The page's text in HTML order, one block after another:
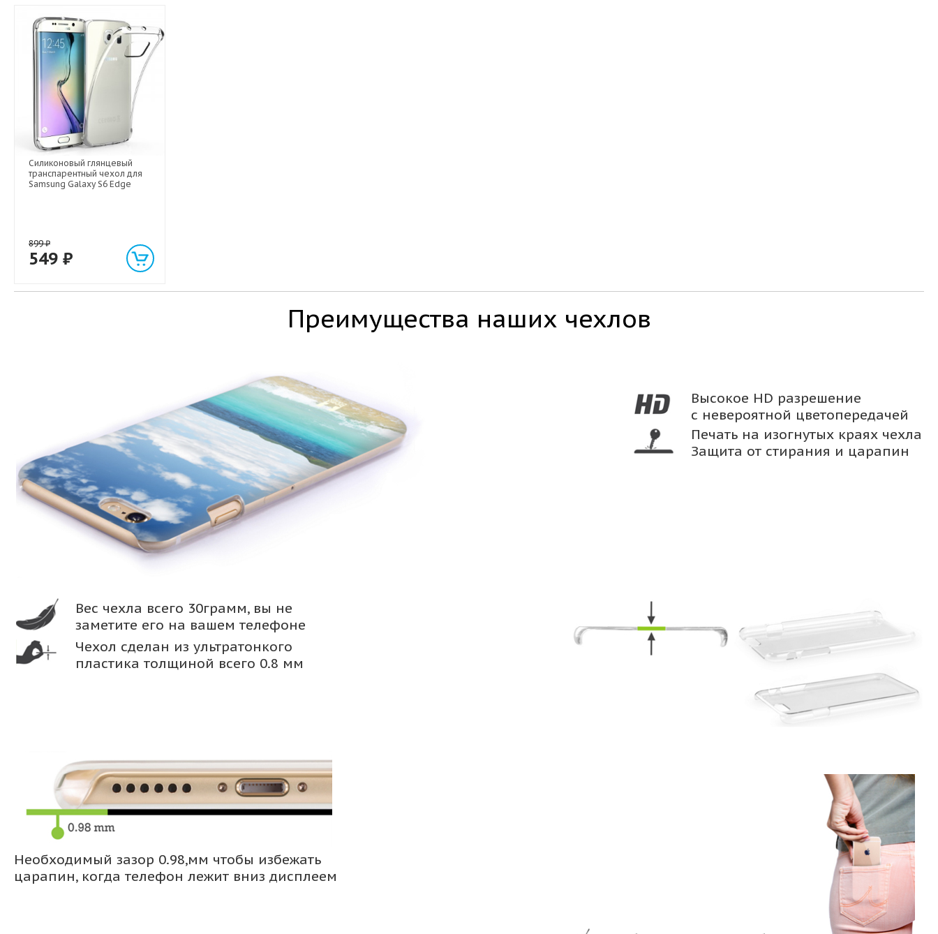
Силиконовый глянцевый
транспарентный чехол для
Samsung Galaxy S6 Edge
899₽
549 ₽
Преимущества наших чехлов
Высокое HD разрешение
с невероятной цветопередачей
Печать на изогнутых краях чехла
Защита от стирания и царапин
Вес чехла всего 30грамм, вы не
заметите его на вашем телефоне
Чехол сделан из ультратонкого
пластика толщиной всего 0.8 мм
Необходимый зазор 0.98,мм чтобы избежать
царапин, когда телефон лежит вниз дисплеем